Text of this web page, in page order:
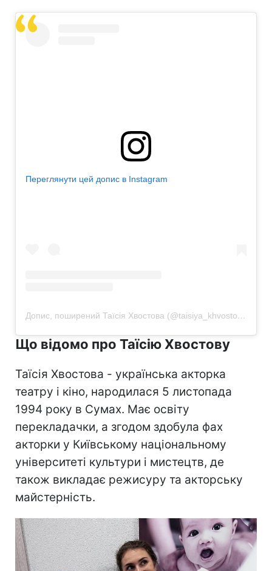
Переглянути цей допис в Instagram
Допис, поширений Таїсія Хвостова (@taisiya_khvostova)
Що відомо про Таїсію Хвостову
Таїсія Хвостова - українська акторка
театру і кіно, народилася 5 листопада
1994 року в Сумах. Має освіту
перекладачки, а згодом здобула фах
акторки у Київському національному
університеті культури і мистецтв, де
також викладає режисуру та акторську
майстерність.